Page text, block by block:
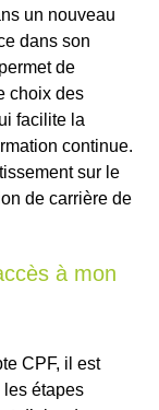
un nouveau
dans son
de
choix des
facilite la
continue.
sur le
de carrière de
à mon
CPF, il est
les étapes